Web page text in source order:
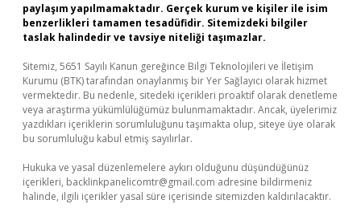
paylaşım yapılmamaktadır. Gerçek kurum ve kişiler ile isim
benzerlikleri tamamen tesadüfidir. Sitemizdeki bilgiler
taslak halindedir ve tavsiye niteliği taşımazlar.
Sitemiz, 5651 Sayılı Kanun gereğince Bilgi Teknolojileri ve İletişim
Kurumu (BTK) tarafından onaylanmış bir Yer Sağlayıcı olarak hizmet
vermektedir. Bu nedenle, sitedeki içerikleri proaktif olarak denetleme
veya araştırma yükümlülüğümüz bulunmamaktadır. Ancak, üyelerimiz
yazdıkları içeriklerin sorumluluğunu taşımakta olup, siteye üye olarak
bu sorumluluğu kabul etmiş sayılırlar.
Hukuka ve yasal düzenlemelere aykırı olduğunu düşündüğünüz
içerikleri, backlinkpanelicomtr@gmail.com adresine bildirmeniz
halinde, ilgili içerikler yasal süre içerisinde sitemizden kaldırılacaktır.